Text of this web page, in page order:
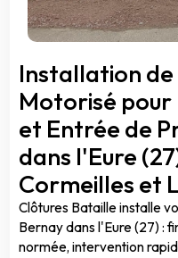
Installation
Motorisé pour
et Entrée de
dans l'Eure
Cormeilles et
Clôtures Bataille installe
Bernay dans l'Eure (27) :
normée, intervention